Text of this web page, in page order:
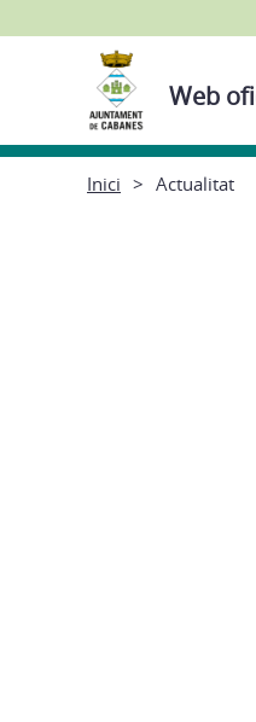
Web
Inici Actualitat